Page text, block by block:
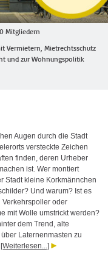
Mitgliedern
Vermietern, Mietrechtsschutz
und zur Wohnungspolitik
Augen durch die Stadt
versteckte Zeichen
finden, deren Urheber
ist. Wer montiert
Stadt kleine Korkmännchen
Und warum? Ist es
Verkehrspoller oder
mit Wolle umstrickt werden?
dem Trend, alte
Laternenmasten zu
[Weiterlesen...]